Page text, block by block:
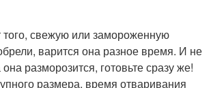
того, свежую или замороженную
варится она разное время. И не
разморозится, готовьте сразу же!
размера, время отваривания